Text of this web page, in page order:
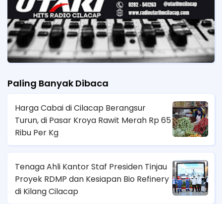
Paling Banyak Dibaca
Harga Cabai di Cilacap Berangsur
Turun, di Pasar Kroya Rawit Merah Rp 65
Ribu Per Kg
Tenaga Ahli Kantor Staf Presiden Tinjau
Proyek RDMP dan Kesiapan Bio Refinery
di Kilang Cilacap